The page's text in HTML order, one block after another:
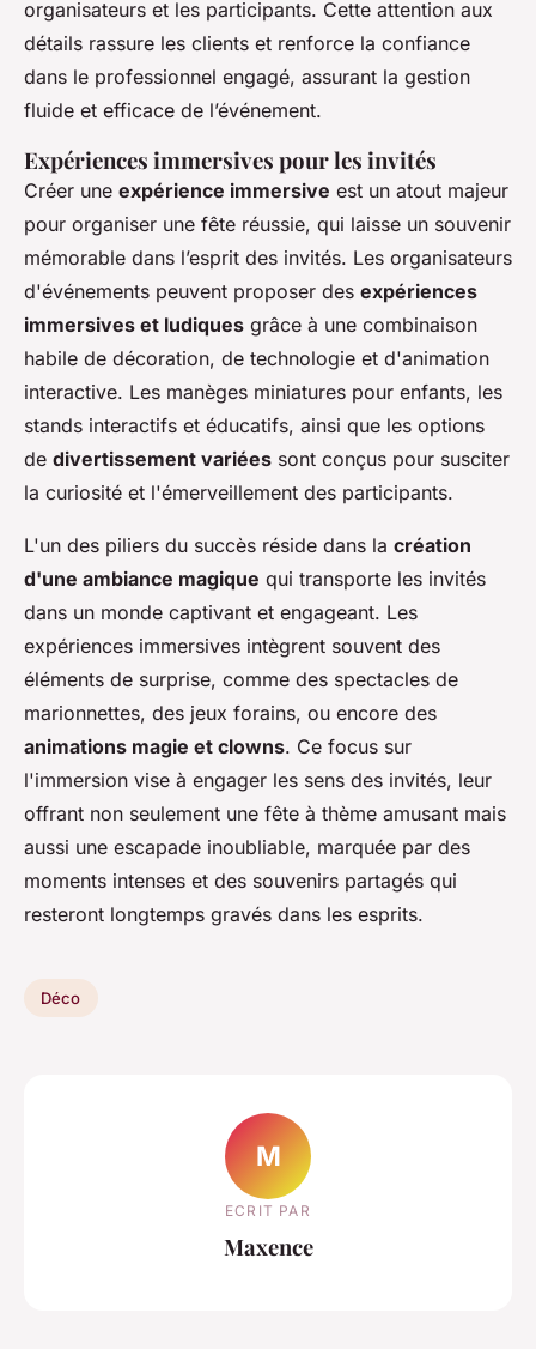
organisateurs et les participants. Cette attention aux
détails rassure les clients et renforce la confiance
dans le professionnel engagé, assurant la gestion
fluide et efficace de l’événement.
Expériences immersives pour les invités
Créer une expérience immersive est un atout majeur
pour organiser une fête réussie, qui laisse un souvenir
mémorable dans l’esprit des invités. Les organisateurs
d'événements peuvent proposer des expériences
immersives et ludiques grâce à une combinaison
habile de décoration, de technologie et d'animation
interactive. Les manèges miniatures pour enfants, les
stands interactifs et éducatifs, ainsi que les options
de divertissement variées sont conçus pour susciter
la curiosité et l'émerveillement des participants.
L'un des piliers du succès réside dans la création
d'une ambiance magique qui transporte les invités
dans un monde captivant et engageant. Les
expériences immersives intègrent souvent des
éléments de surprise, comme des spectacles de
marionnettes, des jeux forains, ou encore des
animations magie et clowns. Ce focus sur
l'immersion vise à engager les sens des invités, leur
offrant non seulement une fête à thème amusant mais
aussi une escapade inoubliable, marquée par des
moments intenses et des souvenirs partagés qui
resteront longtemps gravés dans les esprits.
Déco
M
ECRIT PAR
Maxence